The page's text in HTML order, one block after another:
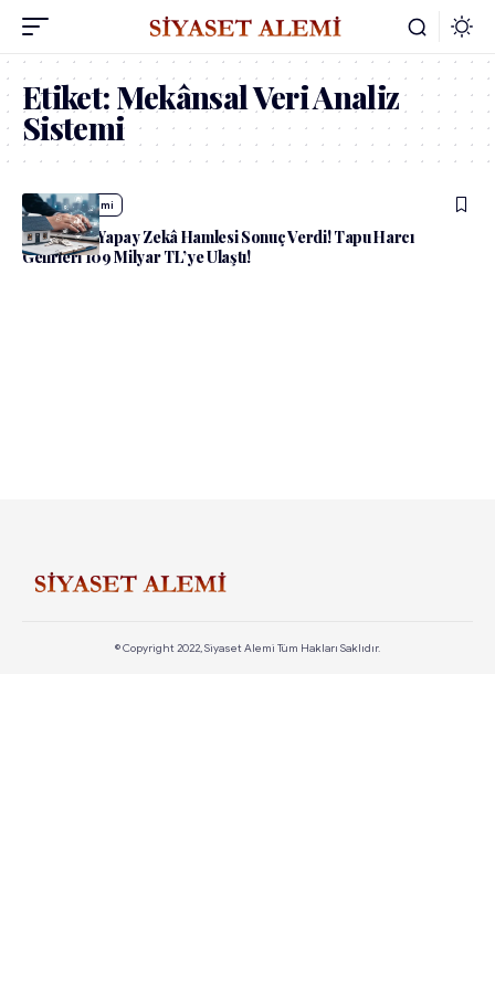
Etiket:Mekânsal Veri Analiz
Sistemi
admin Ekonomi
Hazine’nin Yapay Zekâ Hamlesi Sonuç Verdi! Tapu Harcı
Gelirleri 109 Milyar TL’ye Ulaştı!
© Copyright 2022, Siyaset Alemi Tüm Hakları Saklıdır.